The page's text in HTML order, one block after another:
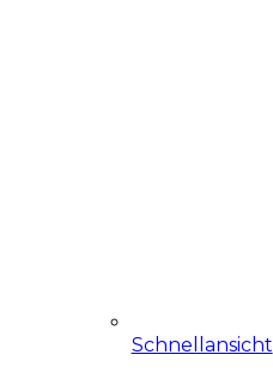
Schnellansicht